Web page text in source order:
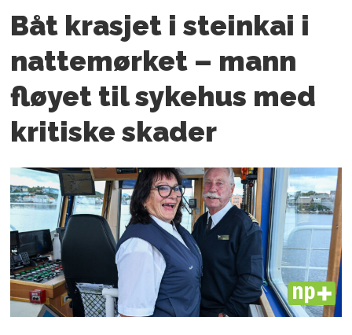
Båt krasjet i steinkai i
nattemørket – mann
fløyet til sykehus med
kritiske skader
PLUS